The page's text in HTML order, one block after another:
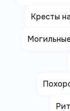
Кресты